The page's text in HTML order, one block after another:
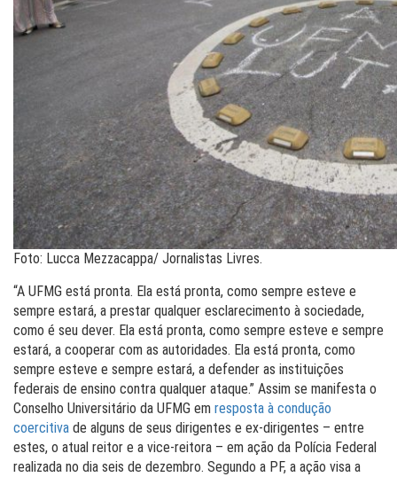
Foto: Lucca Mezzacappa/ Jornalistas Livres.
“A UFMG está pronta. Ela está pronta, como sempre esteve e
sempre estará, a prestar qualquer esclarecimento à sociedade,
como é seu dever. Ela está pronta, como sempre esteve e sempre
estará, a cooperar com as autoridades. Ela está pronta, como
sempre esteve e sempre estará, a defender as instituições
federais de ensino contra qualquer ataque.” Assim se manifesta o
Conselho Universitário da UFMG em resposta à condução
coercitiva de alguns de seus dirigentes e ex-dirigentes – entre
estes, o atual reitor e a vice-reitora – em ação da Polícia Federal
realizada no dia seis de dezembro. Segundo a PF, a ação visa a